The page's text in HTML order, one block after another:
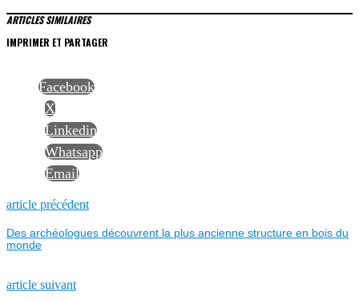
ARTICLES SIMILAIRES
IMPRIMER ET PARTAGER
Facebook
X
Linkedin
Whatsapp
Email
NAVIGATION
DE
L’ARTICLE
article précédentPrevious
Des archéologues découvrent la plus ancienne structure en bois du
monde
article suivantNext